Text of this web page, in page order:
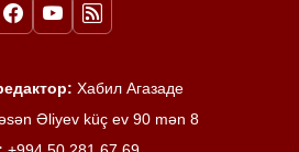
Хабил Агазаде
Əliyev küç ev 90 mən 8